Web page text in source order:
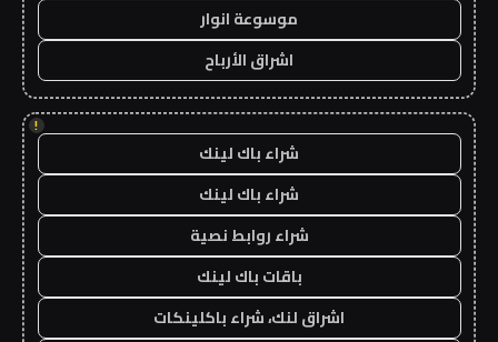
موسوعة انوار
اشراق الأرباح
!
شراء باك لينك
شراء باك لينك
شراء روابط نصية
باقات باك لينك
اشراق لنك، شراء باكلينكات